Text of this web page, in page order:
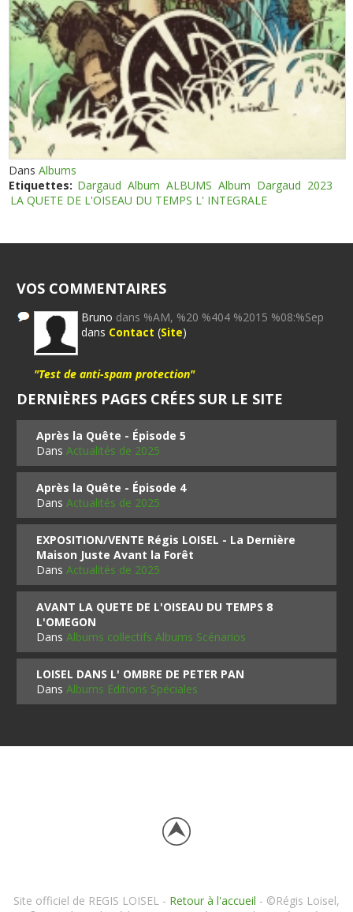
DansAlbums
Etiquettes: Dargaud Album ALBUMS Album Dargaud 2023
LA QUETE DE L'OISEAU DU TEMPS L' INTEGRALE
VOS COMMENTAIRES
Bruno dans %AM, %20 %404 %2015 %08:%Sep
dans Contact (Site)
"Test de anti-spam protection"
DERNIÈRES PAGES CRÉES SUR LE SITE
Après la Quête - Épisode 5
DansActualités de 2025
Après la Quête - Épisode 4
DansActualités de 2025
EXPOSITION/VENTE Régis LOISEL - La Dernière
Maison Juste Avant la Forêt
DansActualités de 2025
AVANT LA QUETE DE L'OISEAU DU TEMPS 8
L'OMEGON
DansAlbums collectifs Albums Scénarios
LOISEL DANS L' OMBRE DE PETER PAN
DansAlbums Editions Spéciales
Site officiel de REGIS LOISEL - Retour à l'accueil - ©Régis Loisel,